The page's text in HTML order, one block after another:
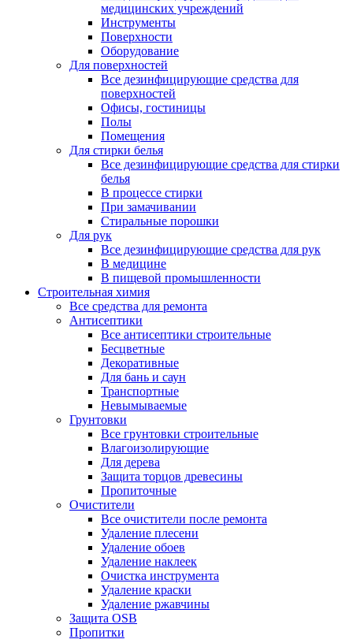
медицинских учреждений
Инструменты
Поверхности
Оборудование
Для поверхностей
Все дезинфицирующие средства для
поверхностей
Офисы, гостиницы
Полы
Помещения
Для стирки белья
Все дезинфицирующие средства для стирки
белья
В процессе стирки
При замачивании
Стиральные порошки
Для рук
Все дезинфицирующие средства для рук
В медицине
В пищевой промышленности
Строительная химия
Все средства для ремонта
Антисептики
Все антисептики строительные
Бесцветные
Декоративные
Для бань и саун
Транспортные
Невымываемые
Грунтовки
Все грунтовки строительные
Влагоизолирующие
Для дерева
Защита торцов древесины
Пропиточные
Очистители
Все очистители после ремонта
Удаление плесени
Удаление обоев
Удаление наклеек
Очистка инструмента
Удаление краски
Удаление ржавчины
Защита OSB
Пропитки